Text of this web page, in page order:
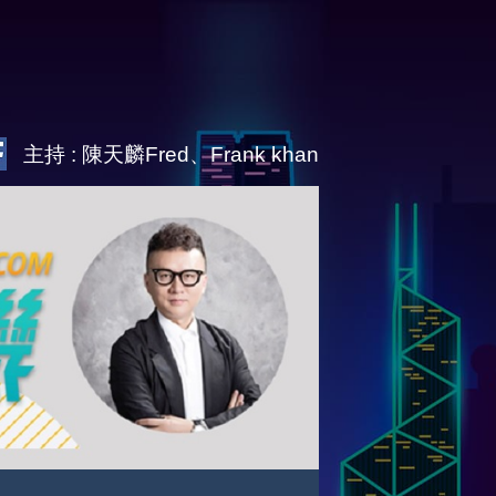
主持 : 陳天麟Fred、Frank khan